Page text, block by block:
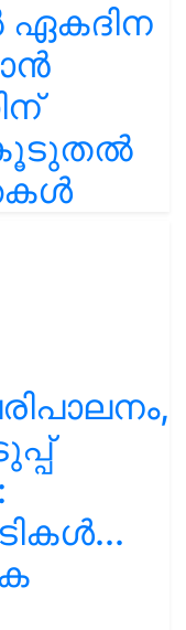
ഏകദിന
കൂടുതൽ